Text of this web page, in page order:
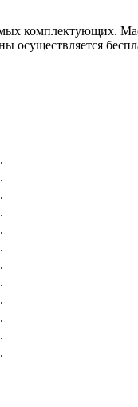
комплектующих.
осуществляется